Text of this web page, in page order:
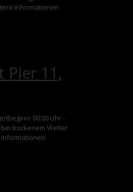
Informationen
Pier 11,
00:00 Uhr -
bei trockenem Wetter